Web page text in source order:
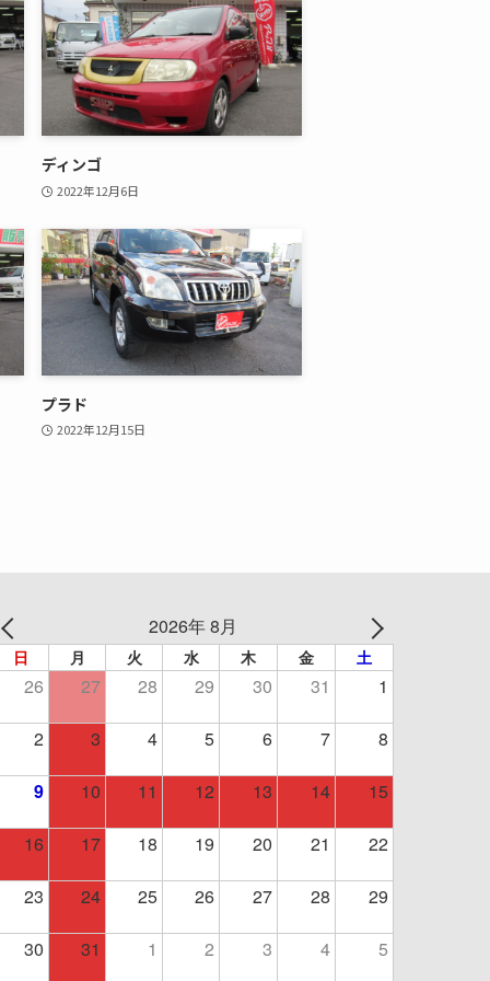
ディンゴ
2022年12月6日
プラド
2022年12月15日
2026年 8月
日 月 火 水 木 金 土
26 27 28 29 30 31 1
2 3 4 5 6 7 8
9 10 11 12 13 14 15
16 17 18 19 20 21 22
23 24 25 26 27 28 29
30 31 1 2 3 4 5